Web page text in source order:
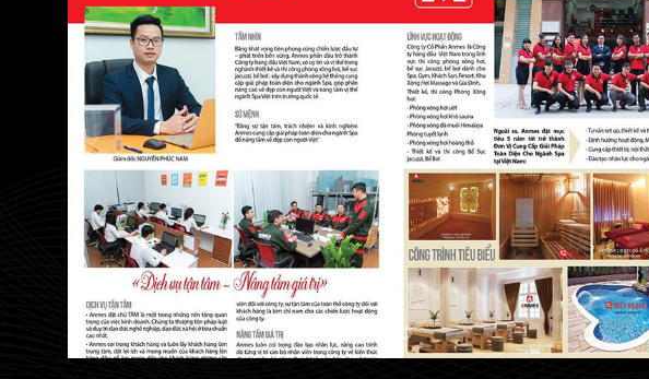
"Bên mình đang là đối tác chiến lược của Anmes trong nhiều dự án.
Anmes làm rất chuyên nghiệp, kịp tiến độ, hàng chất lượng chuẩn.
Chúc công ty ngày càng phát triển! "
Mr. Thụ /CEO CTCP Kiến Trúc Nội Thất Kim Hoàng Anh